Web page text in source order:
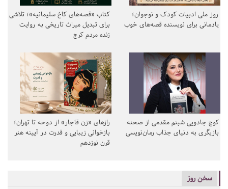
روز ملی ادبیات کودک و نوجوان؛
یادمانی برای نویسنده قصه‌های خوب
کتاب «قصه‌های کاخ سلیمانیه»؛ تلاشی
برای تبدیل میراث تاریخی به روایت
زنده مردم کرج
کوچ جادویی شبنم مقدمی از صحنه
بازیگری به دنیای جذاب رمان‌نویسی
رازهای «زن قاجار» از دوحه تا تهران؛
بازخوانی زیبایی و قدرت در آیینه هنر
قرن نوزدهم
سخن روز